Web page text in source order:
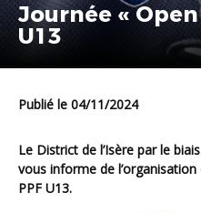
Journée «
U13
Publié le 04/11/2024
Le District de l’Isère par le biais de sa Commission Technique
vous informe de
PPF U13.